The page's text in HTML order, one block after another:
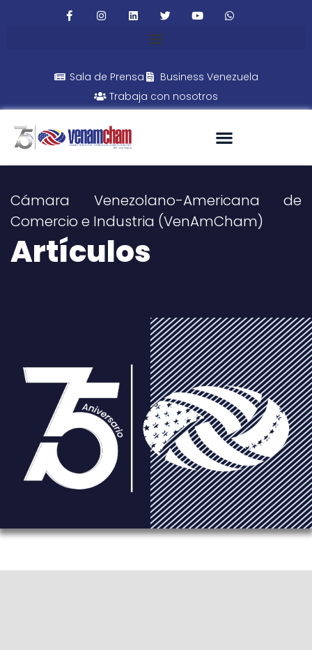
Sala de Prensa
Business Venezuela
Trabaja con nosotros
Cámara Venezolano-Americana de
Comercio e Industria (VenAmCham)
Artículos